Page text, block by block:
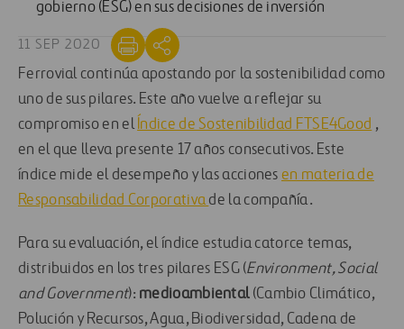
gobierno (ESG) en sus decisiones de inversión
11 SEP 2020
Ferrovial continúa apostando por la sostenibilidad como
uno de sus pilares. Este año vuelve a reflejar su
compromiso en elÍndice de Sostenibilidad FTSE4Good ,
en el que lleva presente 17 años consecutivos. Este
índice mide el desempeño y las accionesen materia de
Responsabilidad Corporativade la compañía.
Para su evaluación, el índice estudia catorce temas,
distribuidos en los tres pilares ESG (Environment, Social
and Government): medioambiental(Cambio Climático,
Polución y Recursos, Agua, Biodiversidad, Cadena de